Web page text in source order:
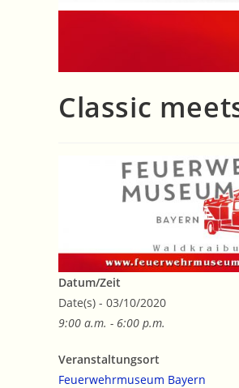
Classic
Datum/Zeit
Date(s) - 03/10/2020
9:00 a.m. - 6:00 p.m.
Veranstaltungsort
Feuerwehrmuseum Bayern